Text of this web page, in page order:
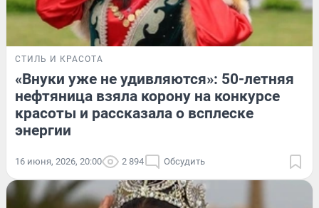
СТИЛЬ И КРАСОТА
«Внуки уже не удивляются»: 50-летняя
нефтяница взяла корону на конкурсе
красоты и рассказала о всплеске
энергии
16 июня, 2026, 20:00 2 894 Обсудить